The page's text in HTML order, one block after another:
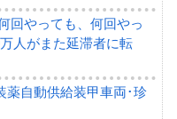
回やっても、何回やっ
人がまた延滞者に転
薬自動供給装甲車両･珍